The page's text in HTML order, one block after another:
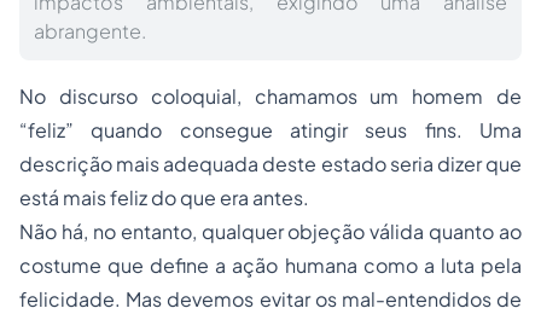
abrangente.
No discurso coloquial, chamamos um homem de
“feliz” quando consegue atingir seus fins. Uma
descrição mais adequada deste estado seria dizer que
está mais feliz do que era antes.
Não há, no entanto, qualquer objeção válida quanto ao
costume que define a ação humana como a luta pela
felicidade. Mas devemos evitar os mal-entendidos de